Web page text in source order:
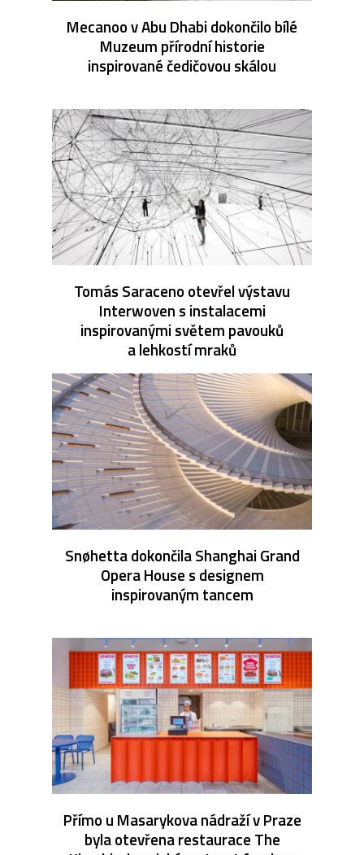
Mecanoo v Abu Dhabi dokončilo bílé
Muzeum přírodní historie
inspirované čedičovou skálou
Tomás Saraceno otevřel výstavu
Interwoven s instalacemi
inspirovanými světem pavouků
a lehkostí mraků
Snøhetta dokončila Shanghai Grand
Opera House s designem
inspirovaným tancem
Přímo u Masarykova nádraží v Praze
byla otevřena restaurace The